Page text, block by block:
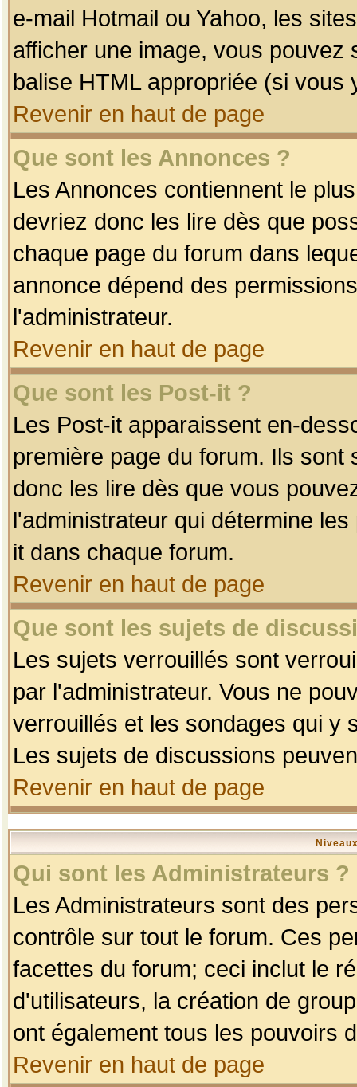
e-mail Hotmail ou Yahoo, les
afficher une image, vous pouvez
balise HTML appropriée (si vous
Revenir en haut de page
Que sont les Annonces ?
Les Annonces contiennent le
devriez donc les lire dès que
chaque page du forum dans
annonce dépend des
l'administrateur.
Revenir en haut de page
Que sont les Post-it ?
Les Post-it apparaissent en-
première page du forum. Ils
donc les lire dès que vous
l'administrateur qui détermine
it dans chaque forum.
Revenir en haut de page
Que sont les sujets de
Les sujets verrouillés sont
par l'administrateur. Vous ne
verrouillés et les sondages qui y
Les sujets de discussions
Revenir en haut de page
Qui sont les Administrateurs ?
Les Administrateurs sont des
contrôle sur tout le forum. Ces
facettes du forum; ceci inclut le
d'utilisateurs, la création de
ont également tous les pouvoirs
Revenir en haut de page